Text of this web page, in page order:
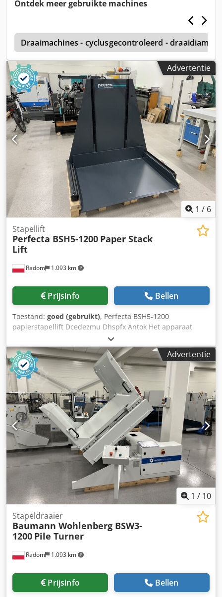
Ontdek meer gebruikte machines
Draaimachines - cyclusgecontroleerd -
Advertentie
1 / 6
Radom 1.093 km
Stapellift
Perfecta BSH5-1200 Paper Stack
Lift
Prijsinfo Bellen
Toestand: goed (gebruikt), Perfecta BSH5-1200
papierstapellift Dcedezmu Dhspfx Antok Het apparaat
verkeert in perfecte staat. Hydraulische aandrijving,
moderne hydraulische eenheid. 400V stroomvoorziening.
Automatische en handmatige hefcycli, snelle werking.
Laadvermogen: 1200 kg. Pallet-/velafmetingen: 990 x 1350
mm. Documentatie inbegrepen.
Advertentie
1 / 10
Radom 1.093 km
Stapeldraaier
Baumann Wohlenberg BSW3-
1200 Pile Turner
Prijsinfo Bellen